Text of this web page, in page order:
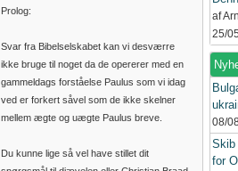
Prolog:
Svar fra Bibelselskabet kan vi desværre
ikke bruge til noget da de opererer med en
gammeldags forståelse Paulus som vi idag
ved er forkert såvel som de ikke skelner
mellem ægte og uægte Paulus breve.
Du kunne lige så vel have stillet dit
af
25/
08/
Skib
for